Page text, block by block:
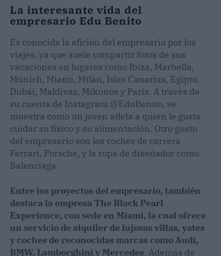
La interesante vida del
empresario Edu Benito
Es conocida la afición del empresario por los
viajes, ya que suele compartir fotos de sus
vacaciones en lugares como Ibiza, Marbella,
Múnich, Miami, Milán, Islas Canarias, Egipto,
Dubái, Maldivas, Mikonos y París. A través de
su cuenta de Instagram @EduBenito, se
muestra como un joven atleta a quien le gusta
cuidar su físico y su alimentación. Otro gusto
del empresario son los coches de carrera
Ferrari, Porsche, y la ropa de diseñador como
Balenciaga.
Entre los proyectos del empresario, también
destaca la empresa The Black Pearl
Experience, con sede en Miami, la cual ofrece
un servicio de alquiler de lujosas villas, yates
y coches de reconocidas marcas como Audi,
BMW, Lamborghini y Mercedes. Además de